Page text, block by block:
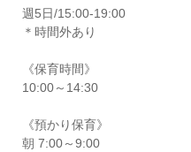
週5日/15:00-19:00
＊時間外あり
《保育時間》
10:00～14:30
《預かり保育》
朝 7:00～9:00